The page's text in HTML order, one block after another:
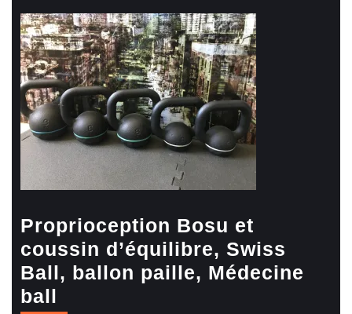
Proprioception Bosu et
coussin d’équilibre, Swiss
Ball, ballon paille, Médecine
ball